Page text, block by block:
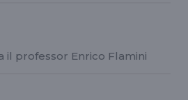
il professor Enrico Flamini